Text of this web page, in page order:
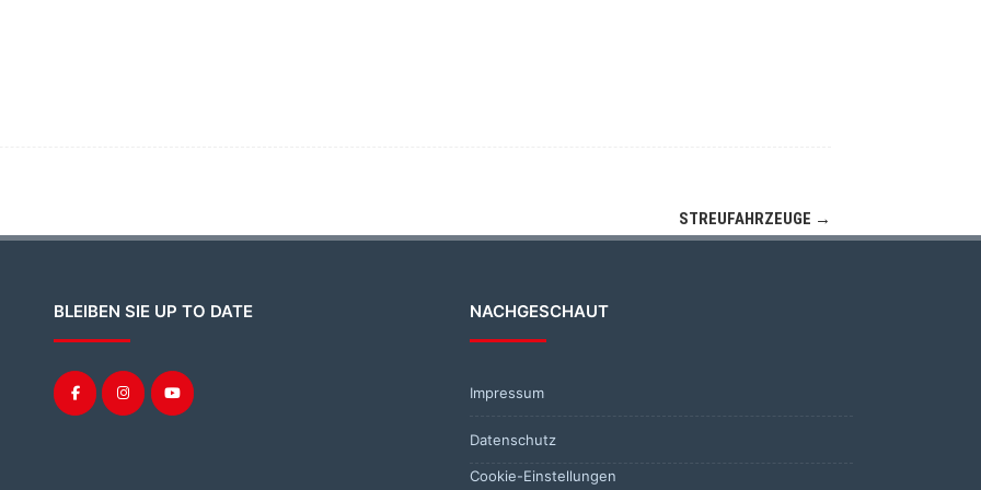
STREUFAHRZEUGE →
BLEIBEN SIE UP TO DATE NACHGESCHAUT
Impressum
Datenschutz
Cookie-Einstellungen